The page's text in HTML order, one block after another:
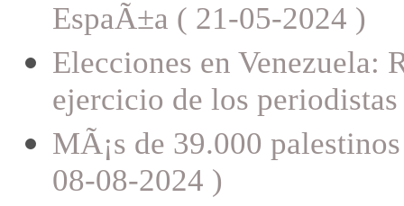
EspaÃ±a ( 21-05-2024 )
Elecciones en Venezuela:
ejercicio de los
MÃ¡s de 39.000
08-08-2024 )